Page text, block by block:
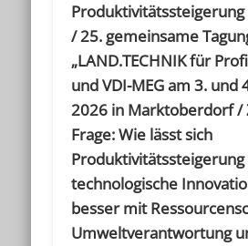
/ 25. gemeinsame
„LAND.TECHNIK für
und VDI-MEG am 3. und
2026 in Marktoberdorf /
Frage: Wie lässt sich
technologische
besser mit
Umweltverantwortung